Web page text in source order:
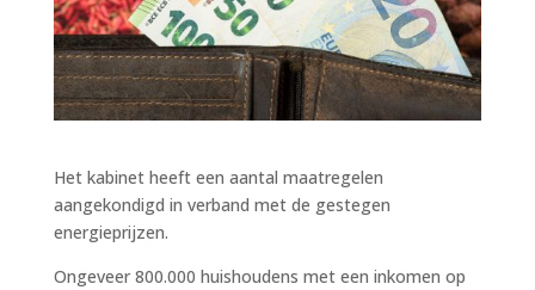
Het kabinet heeft een aantal maatregelen
aangekondigd in verband met de gestegen
energieprijzen.
Ongeveer 800.000 huishoudens met een inkomen op